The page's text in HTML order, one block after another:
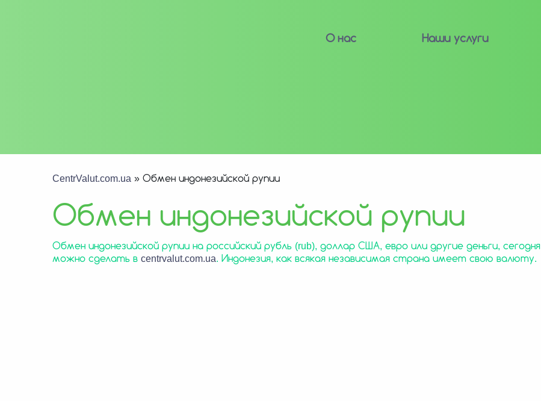
О нас Наши услуги
CentrValut.com.ua » Обмен индонезийской рупии
Обмен индонезийской рупии
Обмен индонезийской рупии на российский рубль (rub), доллар США, евро или другие деньги, сегодня
можно сделать в centrvalut.com.ua. Индонезия, как всякая независимая страна имеет свою валюту.